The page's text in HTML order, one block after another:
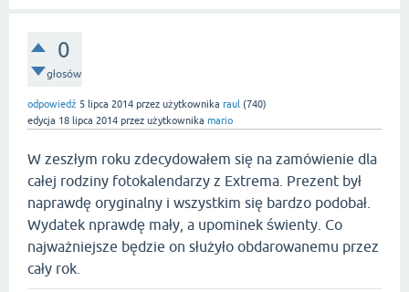
0
głosów
odpowiedź 5 lipca 2014 przez użytkownika raul (740)
edycja 18 lipca 2014 przez użytkownika mario
W zeszłym roku zdecydowałem się na zamówienie dla
całej rodziny fotokalendarzy z Extrema. Prezent był
naprawdę oryginalny i wszystkim się bardzo podobał.
Wydatek nprawdę mały, a upominek świenty. Co
najważniejsze będzie on służyło obdarowanemu przez
cały rok.